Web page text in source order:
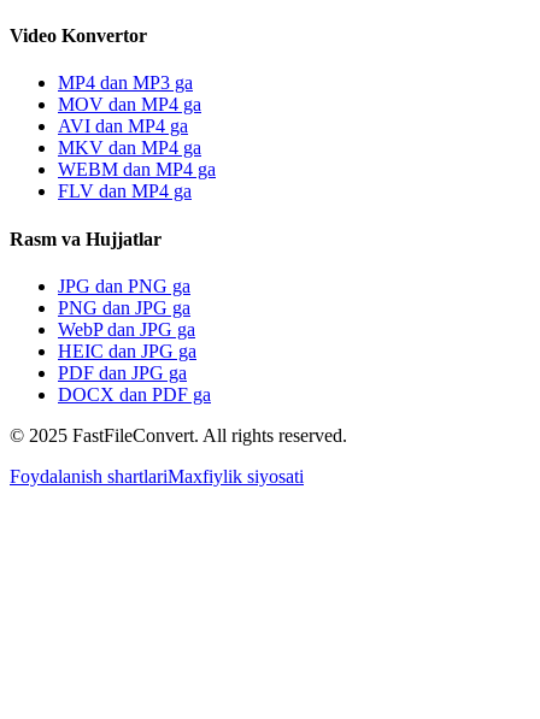
Video Konvertor
MP4 dan MP3 ga
MOV dan MP4 ga
AVI dan MP4 ga
MKV dan MP4 ga
WEBM dan MP4 ga
FLV dan MP4 ga
Rasm va Hujjatlar
JPG dan PNG ga
PNG dan JPG ga
WebP dan JPG ga
HEIC dan JPG ga
PDF dan JPG ga
DOCX dan PDF ga
© 2025 FastFileConvert. All rights reserved.
Foydalanish shartlariMaxfiylik siyosati